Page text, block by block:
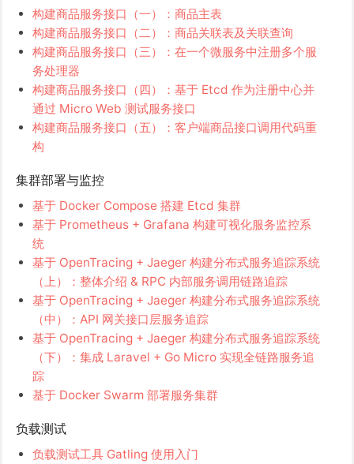
构建商品服务接口（一）：商品主表
构建商品服务接口（二）：商品关联表及关联查询
构建商品服务接口（三）：在一个微服务中注册多个服
务处理器
构建商品服务接口（四）：基于 Etcd 作为注册中心并
通过 Micro Web 测试服务接口
构建商品服务接口（五）：客户端商品接口调用代码重
构
集群部署与监控
基于 Docker Compose 搭建 Etcd 集群
基于 Prometheus + Grafana 构建可视化服务监控系
统
基于 OpenTracing + Jaeger 构建分布式服务追踪系统
（上）：整体介绍 & RPC 内部服务调用链路追踪
基于 OpenTracing + Jaeger 构建分布式服务追踪系统
（中）：API 网关接口层服务追踪
基于 OpenTracing + Jaeger 构建分布式服务追踪系统
（下）：集成 Laravel + Go Micro 实现全链路服务追
踪
基于 Docker Swarm 部署服务集群
负载测试
负载测试工具 Gatling 使用入门